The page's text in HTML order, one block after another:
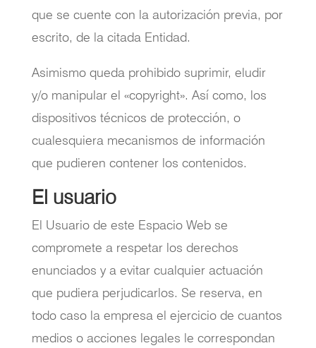
que se cuente con la autorización previa, por
escrito, de la citada Entidad.
Asimismo queda prohibido suprimir, eludir
y/o manipular el «copyright». Así como, los
dispositivos técnicos de protección, o
cualesquiera mecanismos de información
que pudieren contener los contenidos.
El usuario
El Usuario de este Espacio Web se
compromete a respetar los derechos
enunciados y a evitar cualquier actuación
que pudiera perjudicarlos. Se reserva, en
todo caso la empresa el ejercicio de cuantos
medios o acciones legales le correspondan